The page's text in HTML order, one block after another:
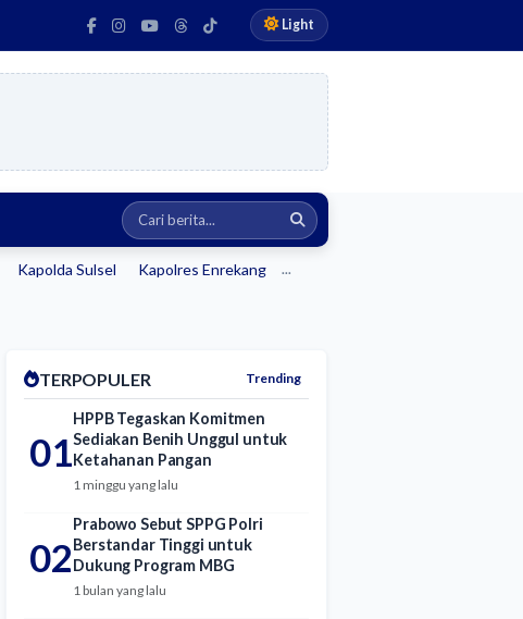
Light
Kapolda Sulsel Kapolres Enrekang ...
TERPOPULER Trending
01
HPPB Tegaskan Komitmen
Sediakan Benih Unggul untuk
Ketahanan Pangan
1 minggu yang lalu
02
Prabowo Sebut SPPG Polri
Berstandar Tinggi untuk
Dukung Program MBG
1 bulan yang lalu